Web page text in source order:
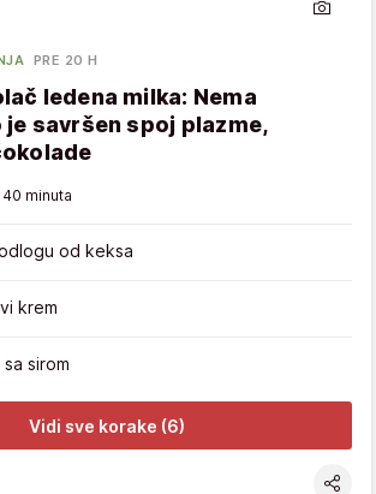
PRE 20 H
ledena milka: Nema
je savršen spoj plazme,
40 minuta
od keksa
krem
sirom
Vidi sve korake (6)